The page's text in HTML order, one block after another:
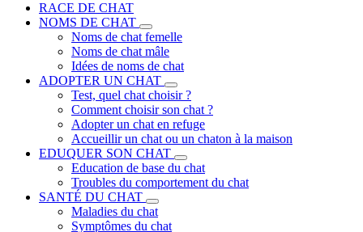
RACE DE CHAT
NOMS DE CHAT
Noms de chat femelle
Noms de chat mâle
Idées de noms de chat
ADOPTER UN CHAT
Test, quel chat choisir ?
Comment choisir son chat ?
Adopter un chat en refuge
Accueillir un chat ou un chaton à la maison
EDUQUER SON CHAT
Education de base du chat
Troubles du comportement du chat
SANTÉ DU CHAT
Maladies du chat
Symptômes du chat